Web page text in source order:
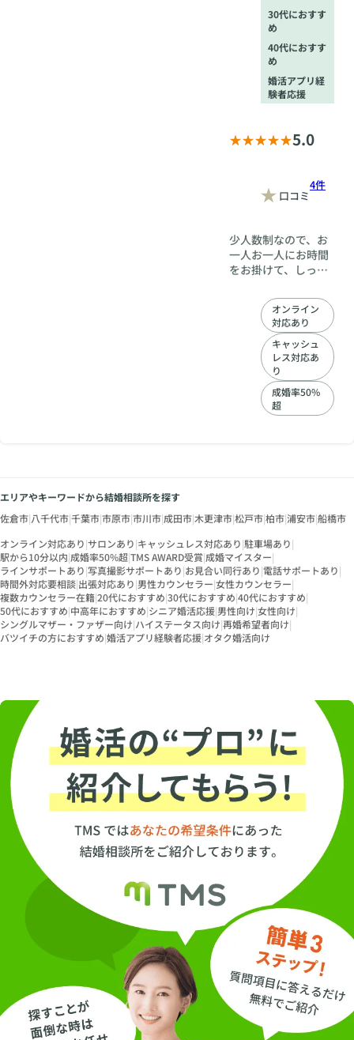
30代におすす
め
40代におすす
め
婚活アプリ経
験者応援
5.0
口コミ
4件
少人数制なので、お
一人お一人にお時間
をお掛けて、しっか
す。 会員さんとはお
友達の様に何でも話
せるようになりたい
と思っています。 ご
成婚された会員さん
からもご連絡頂き、
幸せな結婚生活のお
話も伺ったりしてい
ます。 一緒に幸せに
オンライン
対応あり
キャッシュ
レス対応あ
り
成婚率50%
超
エリアやキーワードから結婚相談所を探す
佐倉市|八千代市|千葉市|市原市|市川市|成田市|木更津市|松戸市|柏市|浦安市|船橋市
オンライン対応あり|サロンあり|キャッシュレス対応あり|駐車場あり|
駅から10分以内|成婚率50%超|TMS AWARD受賞|成婚マイスター|
ラインサポートあり|写真撮影サポートあり|お見合い同行あり|電話サポートあり|
時間外対応要相談|出張対応あり|男性カウンセラー|女性カウンセラー|
複数カウンセラー在籍|20代におすすめ|30代におすすめ|40代におすすめ|
50代におすすめ|中高年におすすめ|シニア婚活応援|男性向け|女性向け|
シングルマザー・ファザー向け|ハイステータス向け|再婚希望者向け|
バツイチの方におすすめ|婚活アプリ経験者応援|オタク婚活向け